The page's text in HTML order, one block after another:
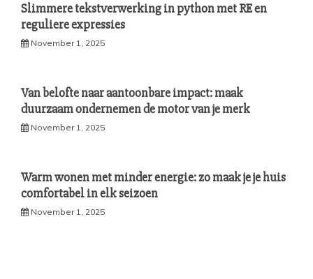
Slimmere tekstverwerking in python met RE en
reguliere expressies
November 1, 2025
Van belofte naar aantoonbare impact: maak
duurzaam ondernemen de motor van je merk
November 1, 2025
Warm wonen met minder energie: zo maak je je huis
comfortabel in elk seizoen
November 1, 2025